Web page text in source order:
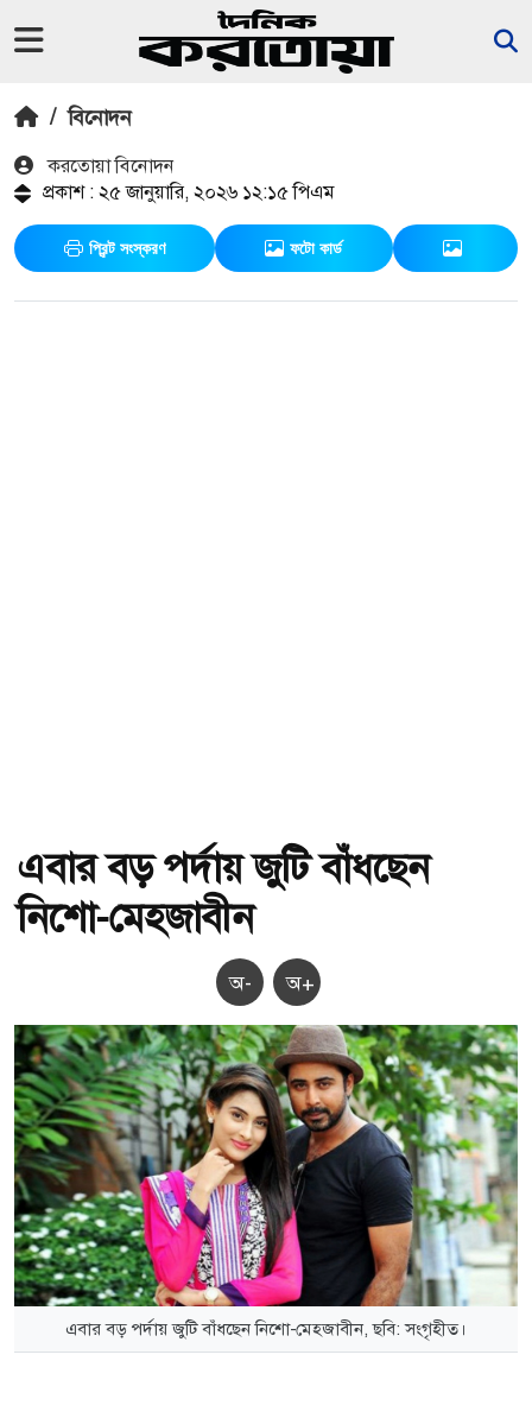
/ বিনোদন
করতোয়া বিনোদন
প্রকাশ : ২৫ জানুয়ারি, ২০২৬ ১২:১৫ পিএম
প্রিন্ট সংস্করণ ফটো কার্ড
এবার বড় পর্দায় জুটি বাঁধছেন
নিশো-মেহজাবীন
অ- অ+
এবার বড় পর্দায় জুটি বাঁধছেন নিশো-মেহজাবীন, ছবি: সংগৃহীত।